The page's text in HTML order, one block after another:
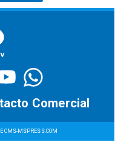
CMS-MSPRESS.COM
Comercial